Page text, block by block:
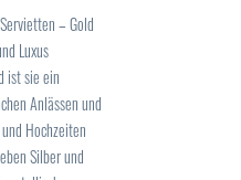
– Gold
Luxus
ist sie ein
Anlässen und
Hochzeiten
Silber und